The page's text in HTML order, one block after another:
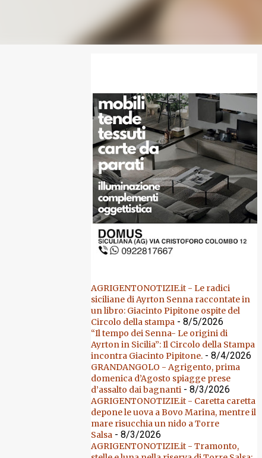
AGRIGENTONOTIZIE.it - Le radici
siciliane di Ayrton Senna raccontate in
un libro: Giacinto Pipitone ospite del
Circolo della stampa - 8/5/2026
“Il tempo dei Senna- Le origini di
Ayrton in Sicilia”: Il Circolo della Stampa
incontra Giacinto Pipitone. - 8/4/2026
GRANDANGOLO - Agrigento, prima
domenica d’Agosto spiagge prese
d’assalto dai bagnanti - 8/3/2026
AGRIGENTONOTIZIE.it - Caretta caretta
depone le uova a Bovo Marina, mentre il
mare risucchia un nido a Torre
Salsa - 8/3/2026
AGRIGENTONOTIZIE.it - Tramonto,